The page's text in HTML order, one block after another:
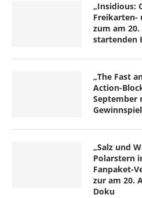
„Insidious:
Freikarten-
zum am
startenden
„The Fast
Action-
September
„Salz und
Polarstern
Fanpaket-
zur am 20.
Doku